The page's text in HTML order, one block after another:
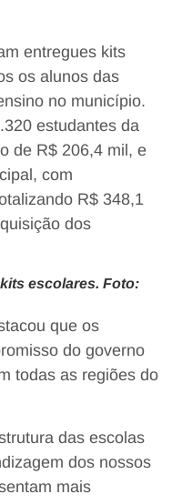
entregues kits
os alunos das
no município.
estudantes da
de R$ 206,4 mil, e
com
R$ 348,1
dos
escolares. Foto:
que os
do governo
todas as regiões do
das escolas
dos nossos
mais